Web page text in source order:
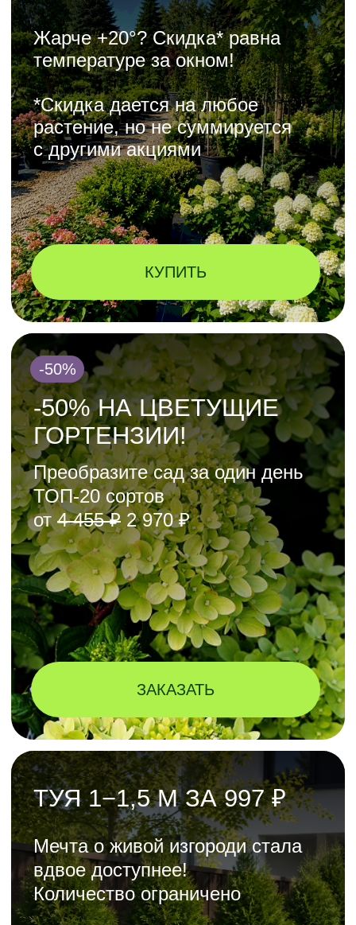
МОЖЖЕВЕЛЬНИКИ
30−50 СМ В С5
ОТ 1 497 ₽
-60%
Цена снижена на 60%
Казацкие, средние, китайские,
скальные
ЯРКИЕ КУСТАРНИКИ
0,6−1 М ОТ 199 ₽
ЗАКАЗАТЬ
Покупайте десятками, сажайте
группами!
Боярышник, рябинник Сэм,
Виноград девичий
ЗАКАЗАТЬ
ХИТ СЕЗОНА:
ИВА ЛОМКАЯ
(САМОСТРИГУЩАЯСЯ)
ОТ 179 ₽
Вы полюбите эти деревья
с первого взгляда